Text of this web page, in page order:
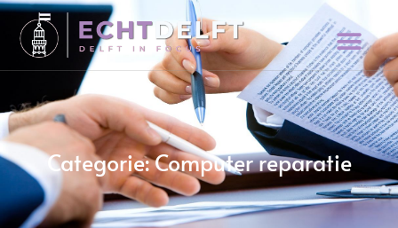
Categorie: Computer reparatie